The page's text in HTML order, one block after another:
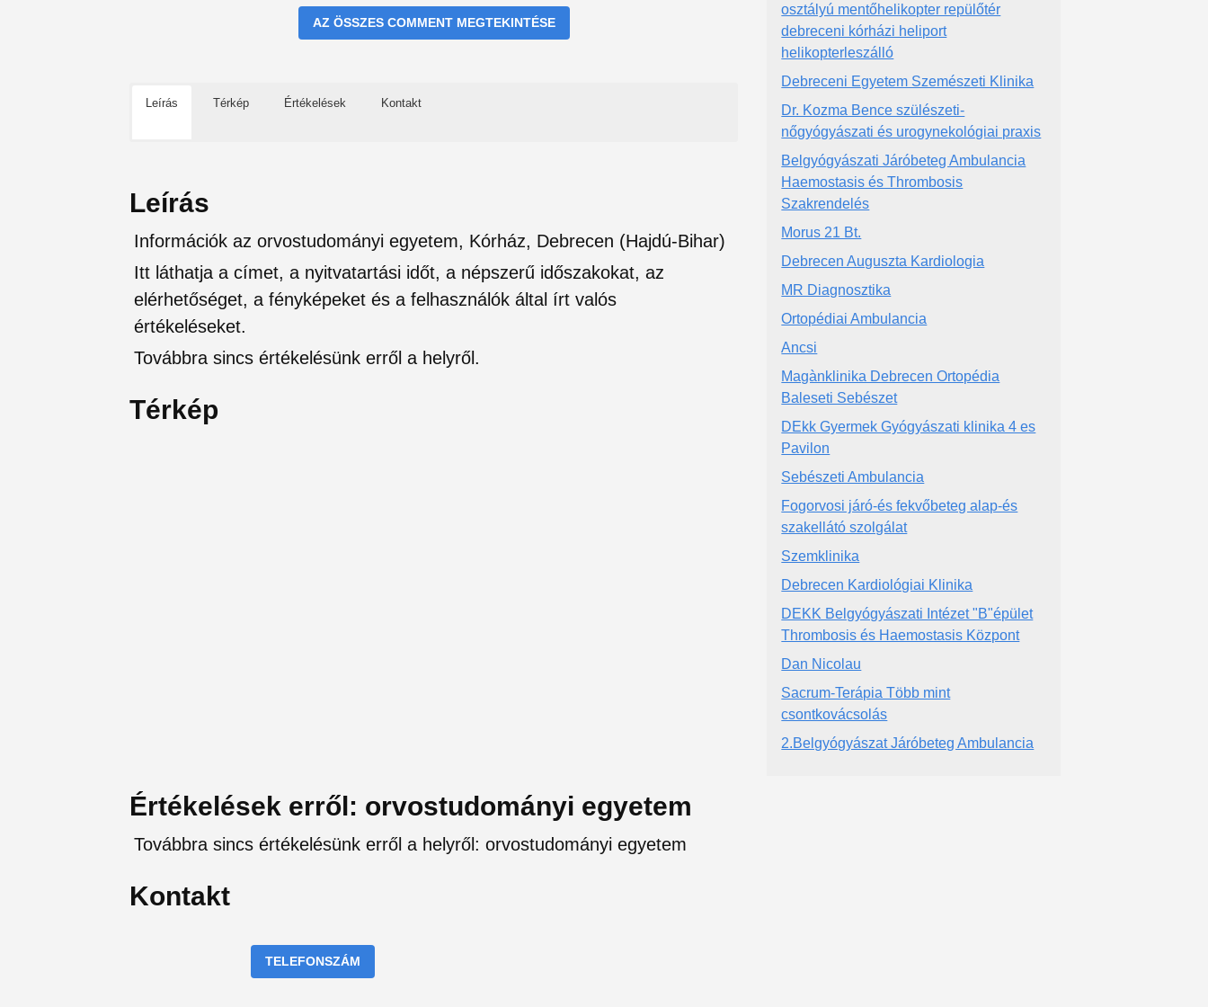
AZ ÖSSZES COMMENT MEGTEKINTÉSE
Leírás Térkép Értékelések Kontakt
Leírás
Információk az orvostudományi egyetem, Kórház, Debrecen (Hajdú-Bihar)
Itt láthatja a címet, a nyitvatartási időt, a népszerű időszakokat, az
elérhetőséget, a fényképeket és a felhasználók által írt valós
értékeléseket.
Továbbra sincs értékelésünk erről a helyről.
Térkép
Értékelések erről: orvostudományi egyetem
Továbbra sincs értékelésünk erről a helyről: orvostudományi egyetem
Kontakt
TELEFONSZÁM
osztályú mentőhelikopter repülőtér
debreceni kórházi heliport
helikopterleszálló
Debreceni Egyetem Szemészeti Klinika
Dr. Kozma Bence szülészeti-
nőgyógyászati és urogynekológiai praxis
Belgyógyászati Járóbeteg Ambulancia
Haemostasis és Thrombosis
Szakrendelés
Morus 21 Bt.
Debrecen Auguszta Kardiologia
MR Diagnosztika
Ortopédiai Ambulancia
Ancsi
Magànklinika Debrecen Ortopédia
Baleseti Sebészet
DEkk Gyermek Gyógyászati klinika 4 es
Pavilon
Sebészeti Ambulancia
Fogorvosi járó-és fekvőbeteg alap-és
szakellátó szolgálat
Szemklinika
Debrecen Kardiológiai Klinika
DEKK Belgyógyászati Intézet "B"épület
Thrombosis és Haemostasis Központ
Dan Nicolau
Sacrum-Terápia Több mint
csontkovácsolás
2.Belgyógyászat Járóbeteg Ambulancia